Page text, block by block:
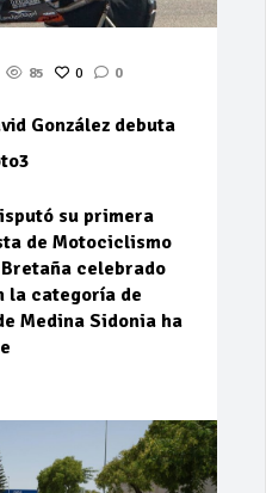
85 0 0
González debuta
su primera
de Motociclismo
Bretaña celebrado
la categoría de
Medina Sidonia ha